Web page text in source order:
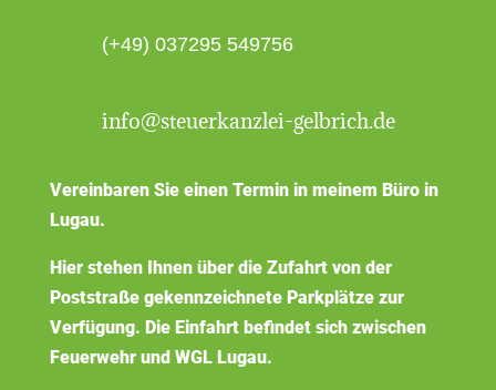
(+49) 037295 549756
info@steuerkanzlei-gelbrich.de
Vereinbaren Sie einen Termin in meinem Büro in
Lugau.
Hier stehen Ihnen über die Zufahrt von der
Poststraße gekennzeichnete Parkplätze zur
Verfügung. Die Einfahrt befindet sich zwischen
Feuerwehr und WGL Lugau.